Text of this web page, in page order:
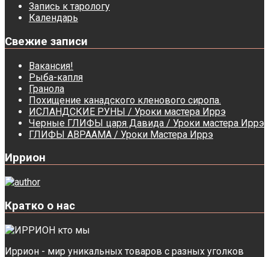
Запись к тарологу
Календарь
Свежие записи
Вакансия!
Рыба-капля
Гранола
Похищение канадского кленового сиропа.
ИСЛАНДСКИЕ РУНЫ / Уроки мастера Иррэ
Черные ГЛИФЫ царя Давида / Уроки мастера Иррэ
ГЛИФЫ АВРААМА / Уроки Мастера Иррэ
Иррион
Кратко о нас
Иррион - мир уникальных товаров с разных уголков